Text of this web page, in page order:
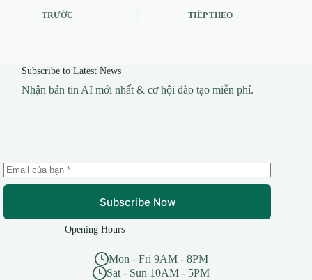
TRƯỚC TIẾP THEO
Subscribe to Latest News
Nhận bản tin AI mới nhất & cơ hội đào tạo miễn phí.
Subscribe Now
Opening Hours
Mon - Fri 9AM - 8PM
Sat - Sun 10AM - 5PM